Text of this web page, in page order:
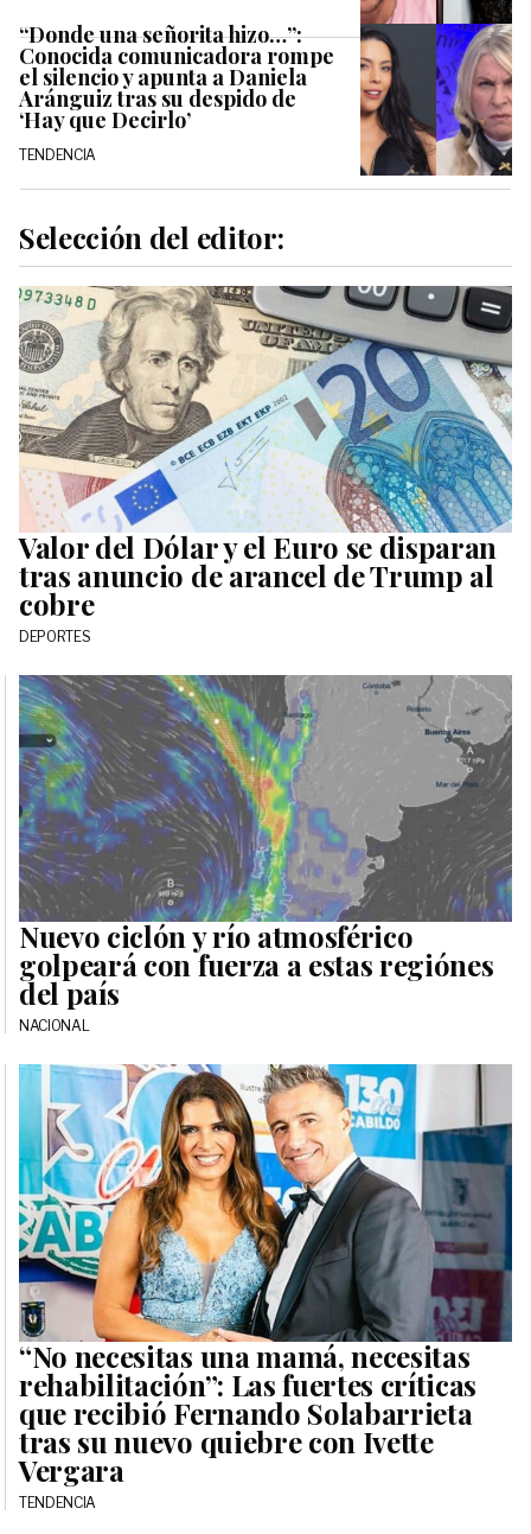
“Donde una señorita hizo…”:
Conocida comunicadora rompe
el silencio y apunta a Daniela
Aránguiz tras su despido de
‘Hay que Decirlo’
TENDENCIA
Selección del editor:
Valor del Dólar y el Euro se disparan
tras anuncio de arancel de Trump al
cobre
DEPORTES
Nuevo ciclón y río atmosférico
golpeará con fuerza a estas regiónes
del país
NACIONAL
“No necesitas una mamá, necesitas
rehabilitación”: Las fuertes críticas
que recibió Fernando Solabarrieta
tras su nuevo quiebre con Ivette
Vergara
TENDENCIA